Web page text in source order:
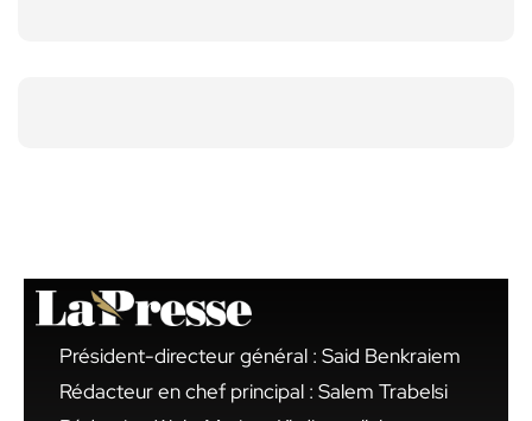
Président-directeur général : Said Benkraiem
Rédacteur en chef principal : Salem Trabelsi